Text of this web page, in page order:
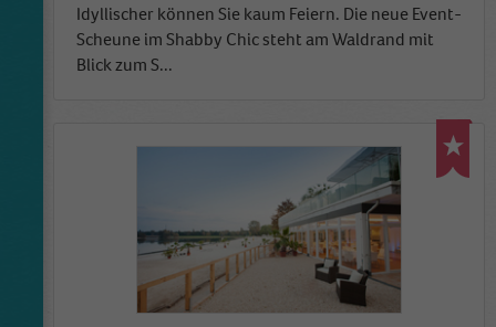
Idyllischer können Sie kaum Feiern. Die neue Event-
Scheune im Shabby Chic steht am Waldrand mit
Blick zum S...